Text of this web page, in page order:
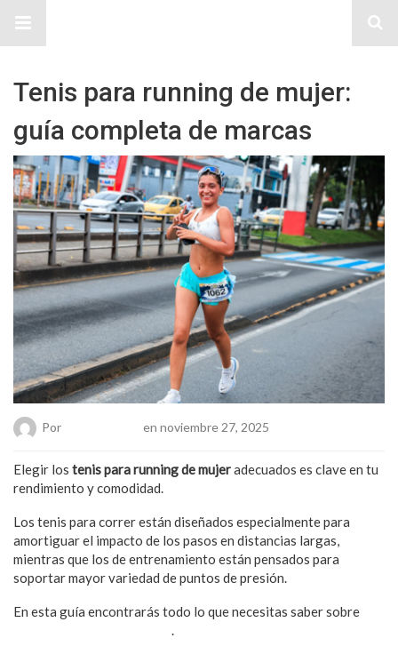
Tenis para running de mujer:
guía completa de marcas
Por en noviembre 27, 2025
Elegir los tenis para running de mujeradecuados es clave en tu
rendimiento y comodidad.
Los tenis para correr están diseñados especialmente para
amortiguar el impacto de los pasos en distancias largas,
mientras que los de entrenamiento están pensados para
soportar mayor variedad de puntos de presión.
En esta guía encontrarás todo lo que necesitas saber sobre
.